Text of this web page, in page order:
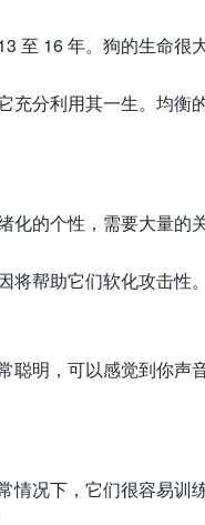
至 16 年。狗的生命很
分利用其一生。均衡
的个性，需要大量的关
将帮助它们软化攻击性
明，可以感觉到你声
情况下，它们很容易训